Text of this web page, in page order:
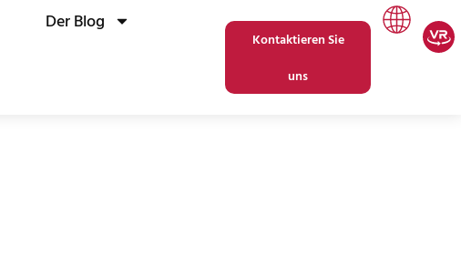
Der Blog
Kontaktieren Sie
uns